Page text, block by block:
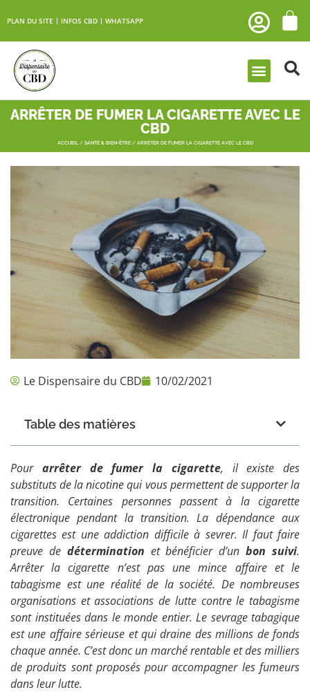
PLAN DU SITE INFOS CBD WHATSAPP
ARRÊTER DE FUMER LA CIGARETTE AVEC LE
CBD
ACCUEIL / SANTÉ & BIEN-ÊTRE/ ARRÊTER DE FUMER LA CIGARETTE AVEC LE CBD
Le Dispensaire du CBD 10/02/2021
Table des matières
Pour arrêter de fumer la cigarette, il existe des
substituts de la nicotine qui vous permettent de supporter la
transition. Certaines personnes passent à la cigarette
électronique pendant la transition. La dépendance aux
cigarettes est une addiction difficile à sevrer. Il faut faire
preuve de détermination et bénéficier d’unbon suivi.
Arrêter la cigarette n’est pas une mince affaire et le
tabagisme est une réalité de la société. De nombreuses
organisations et associations de lutte contre le tabagisme
sont instituées dans le monde entier. Le sevrage tabagique
est une affaire sérieuse et qui draine des millions de fonds
chaque année. C’est donc un marché rentable et des milliers
de produits sont proposés pour accompagner les fumeurs
dans leur lutte.